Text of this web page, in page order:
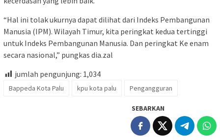
“Hal ini tolak ukurnya dapat dilihat dari Indeks Pembangunan
Manusia (IPM). Wilayah Timur, kita peringkat kedua tertinggi
untuk Indeks Pembangunan Manusia. Dan peringkat Ke enam
secara nasional,” pungkas dia.zal
jumlah pengunjung: 1,034
Bappeda Kota Palu kpu kota palu Pengangguran
SEBARKAN